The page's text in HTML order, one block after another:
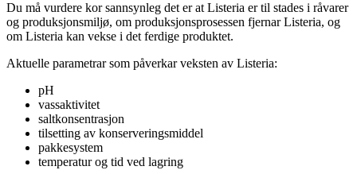
Du må vurdere kor sannsynleg det er at Listeria er til stades i råvarer
og produksjonsmiljø, om produksjonsprosessen fjernar Listeria, og
om Listeria kan vekse i det ferdige produktet.
Aktuelle parametrar som påverkar veksten av Listeria:
pH
vassaktivitet
saltkonsentrasjon
tilsetting av konserveringsmiddel
pakkesystem
temperatur og tid ved lagring